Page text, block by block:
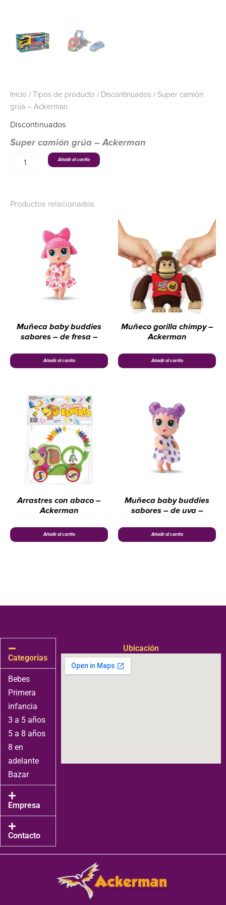
Inicio / Tipos de producto / Discontinuados / Super camión
grúa – Ackerman
Discontinuados
Super camión grúa – Ackerman
Añadir al carrito
Productos relacionados
Muñeca baby buddies
sabores – de fresa –
Añadir al carrito
Muñeco gorilla chimpy –
Ackerman
Añadir al carrito
Arrastres con abaco –
Ackerman
Añadir al carrito
Muñeca baby buddies
sabores – de uva –
Añadir al carrito
Categorías
Bebes
Primera
infancia
3 a 5 años
5 a 8 años
8 en
adelante
Bazar
Empresa
Contacto
Ubicación